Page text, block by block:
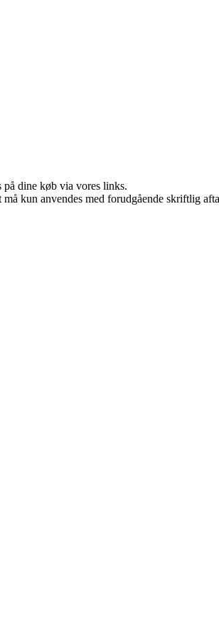
dine køb via vores links.
kun anvendes med forudgående skriftlig